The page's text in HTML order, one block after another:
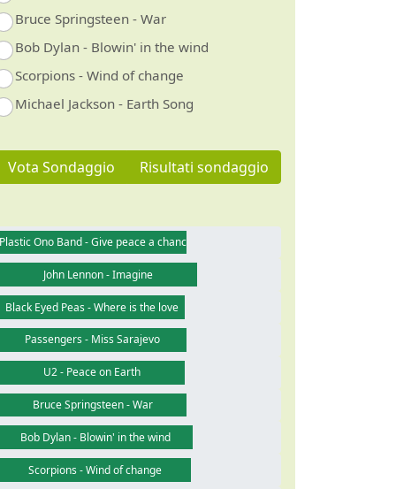
Bruce Springsteen - War
Bob Dylan - Blowin' in the wind
Scorpions - Wind of change
Michael Jackson - Earth Song
Vota Sondaggio Risultati sondaggio
Plastic Ono Band - Give peace a chance
John Lennon - Imagine
Black Eyed Peas - Where is the love
Passengers - Miss Sarajevo
U2 - Peace on Earth
Bruce Springsteen - War
Bob Dylan - Blowin' in the wind
Scorpions - Wind of change